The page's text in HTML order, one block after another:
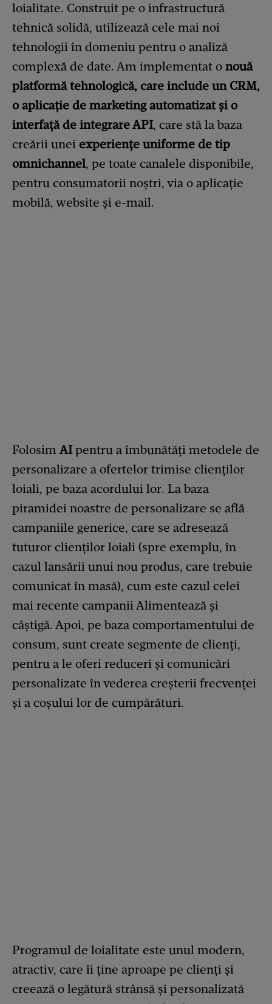
loialitate. Construit pe o infrastructură
tehnică solidă, utilizează cele mai noi
tehnologii în domeniu pentru o analiză
complexă de date. Am implementat o nouă
platformă tehnologică, care include un CRM,
o aplicație de marketing automatizat și o
interfață de integrare API, care stă la baza
creării unei experiențe uniforme de tip
omnichannel, pe toate canalele disponibile,
pentru consumatorii noștri, via o aplicație
mobilă, website și e-mail.
Folosim AIpentru a îmbunătăți metodele de
personalizare a ofertelor trimise clienților
loiali, pe baza acordului lor. La baza
piramidei noastre de personalizare se află
campaniile generice, care se adresează
tuturor clienților loiali (spre exemplu, în
cazul lansării unui nou produs, care trebuie
comunicat în masă), cum este cazul celei
mai recente campanii Alimentează și
câștigă. Apoi, pe baza comportamentului de
consum, sunt create segmente de clienți,
pentru a le oferi reduceri și comunicări
personalizate în vederea creșterii frecvenței
și a coșului lor de cumpărături.
Programul de loialitate este unul modern,
atractiv, care îi ține aproape pe clienți și
creează o legătură strânsă și personalizată